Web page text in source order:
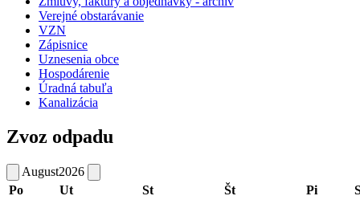
Verejné obstarávanie
VZN
Zápisnice
Uznesenia obce
Hospodárenie
Úradná tabuľa
Kanalizácia
Zvoz odpadu
August2026
Po
Ut St Št Pi